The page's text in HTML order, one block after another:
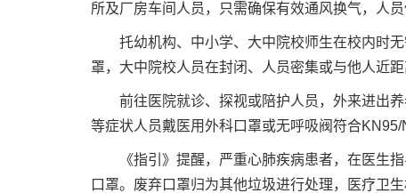
所及厂房车间人员，只需确保有效通风换气，人
托幼机构、中小学、大中院校师生在校内时无
罩，大中院校人员在封闭、人员密集或与他人近
前往医院就诊、探视或陪护人员，外来进出养
等症状人员戴医用外科口罩或无呼吸阀符合KN95/
《指引》提醒，严重心肺疾病患者，在医生指
口罩。废弃口罩归为其他垃圾进行处理，医疗卫